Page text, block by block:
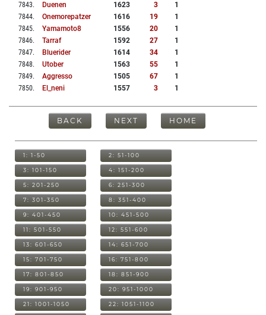
7843. Duenen 1623 3
1
7844. Onemorepatzer 1616 19
1
7845. Yamamoto8 1556 20
1
7846. Tarraf 1592 27
1
7847. Bluerider 1614 34
1
7848. Utober 1563 55
1
7849. Aggresso 1505 67
1
7850. El_neni 1557 3 1
BACK NEXT HOME
1: 1-50 2: 51-100
3: 101-150 4: 151-200
5: 201-250 6: 251-300
7: 301-350 8: 351-400
9: 401-450 10: 451-500
11: 501-550 12: 551-600
13: 601-650 14: 651-700
15: 701-750 16: 751-800
17: 801-850 18: 851-900
19: 901-950 20: 951-1000
21: 1001-1050 22: 1051-1100